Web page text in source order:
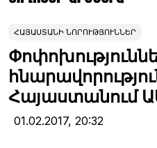
ՀԱՅԱՍՏԱՆԻ ՆՈՐՈՒԹՅՈՒՆՆԵՐ
Հայաստանում
01.02.2017, 20:32